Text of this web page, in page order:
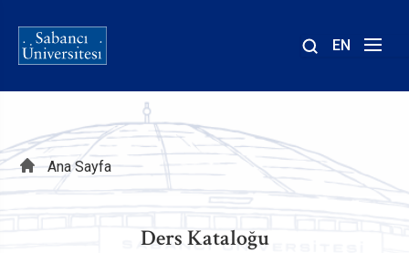
EN
Sayfa
yolu
Ana Sayfa
Ders Kataloğu